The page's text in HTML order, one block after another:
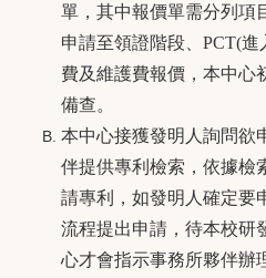
單，其中報價單需分列項
申請至領證階段、PCT(
費及維護費報價，本中心
備查。
本中心接獲發明人詢問欲
伴提供專利檢索，依據檢
請專利，如發明人確定要
流程提出申請，待本校研
心才會指示事務所夥伴辦